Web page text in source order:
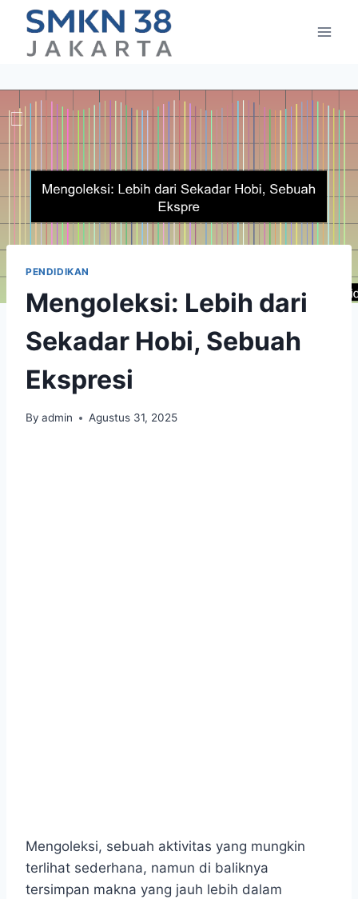
content
PENDIDIKAN
Mengoleksi: Lebih dari
Sekadar Hobi, Sebuah
Ekspresi
By admin Agustus 31, 2025
Mengoleksi, sebuah aktivitas yang mungkin
terlihat sederhana, namun di baliknya
tersimpan makna yang jauh lebih dalam